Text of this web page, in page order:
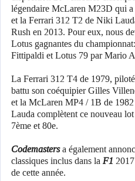
légendaire McLaren M23D qui
et la Ferrari 312 T2 de Niki
Rush en 2013. Pour eux, nous
Lotus gagnantes du
Fittipaldi et Lotus 79 par Mario
La Ferrari 312 T4 de 1979,
battu son coéquipier Gilles
et la McLaren MP4 / 1B de
Lauda complètent ce nouveau
7ème et 80e.
Codemastersa également
classiques inclus dans la F1
de cette année.